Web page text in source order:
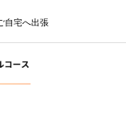
自宅へ出張